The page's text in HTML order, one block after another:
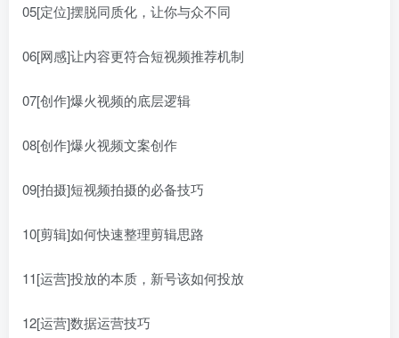
05[定位]摆脱同质化，让你与众不同
06[网感]让内容更符合短视频推荐机制
07[创作]爆火视频的底层逻辑
08[创作]爆火视频文案创作
09[拍摄]短视频拍摄的必备技巧
10[剪辑]如何快速整理剪辑思路
11[运营]投放的本质，新号该如何投放
12[运营]数据运营技巧